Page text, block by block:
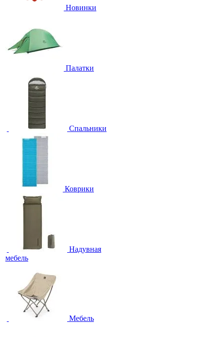
Новинки
Палатки
Спальники
Коврики
Надувная
мебель
Мебель